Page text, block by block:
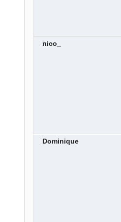
nico_
Dominique